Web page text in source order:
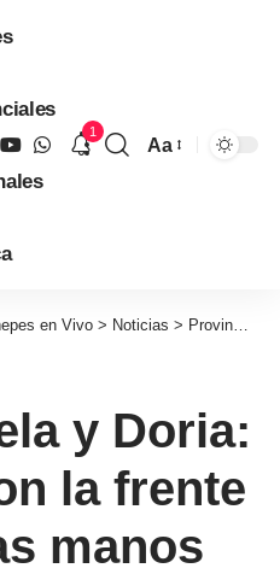
1
Aa
en Vivo > Noticias > Provinciales
y Doria:
la frente
manos